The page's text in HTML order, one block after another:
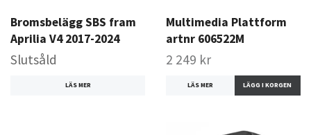
Bromsbelägg SBS fram
Aprilia V4 2017-2024
Slutsåld
LÄS MER
Multimedia Plattform
artnr 606522M
2 249 kr
LÄS MER